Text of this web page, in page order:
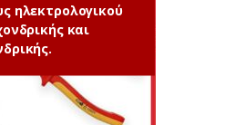
ηλεκτρολογικού
και